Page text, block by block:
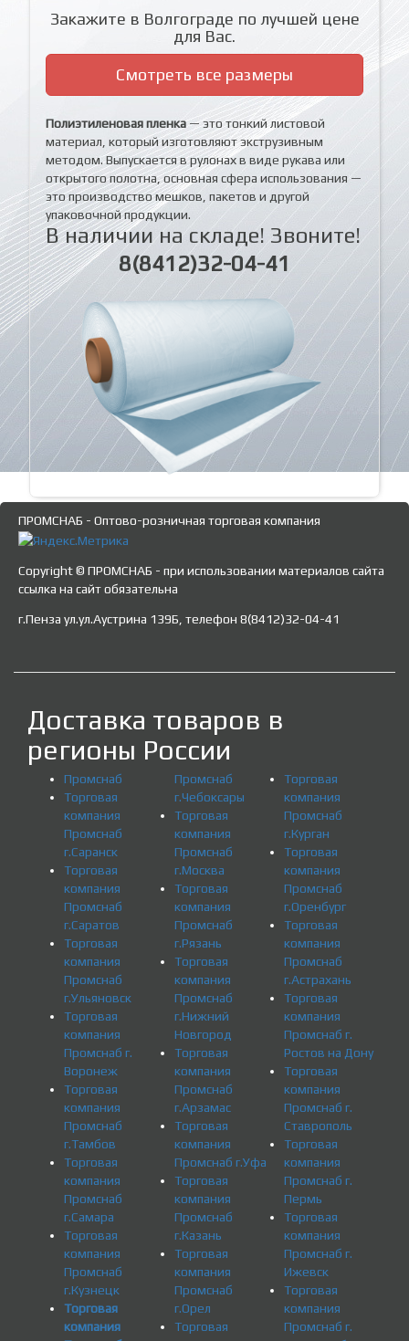
Закажите в Волгограде по лучшей цене
для Вас.
Смотреть все размеры
Полиэтиленовая пленка — это тонкий листовой
материал, который изготовляют экструзивным
методом. Выпускается в рулонах в виде рукава или
открытого полотна, основная сфера использования —
это производство мешков, пакетов и другой
упаковочной продукции.
В наличии на складе! Звоните!
8(8412)32-04-41
ПРОМСНАБ - Оптово-розничная торговая компания
Copyright © ПРОМСНАБ - при использовании материалов сайта
ссылка на сайт обязательна
г.Пенза ул.ул.Аустрина 139Б, телефон 8(8412)32-04-41
Доставка товаров в
регионы России
Промснаб
Торговая
компания
Промснаб
г.Саранск
Торговая
компания
Промснаб
г.Саратов
Торговая
компания
Промснаб
г.Ульяновск
Торговая
компания
Промснаб г.
Воронеж
Торговая
компания
Промснаб
г.Тамбов
Торговая
компания
Промснаб
г.Самара
Торговая
компания
Промснаб
г.Кузнецк
Торговая
компания
Промснаб
г.Чебоксары
Торговая
компания
Промснаб
г.Москва
Торговая
компания
Промснаб
г.Рязань
Торговая
компания
Промснаб
г.Нижний
Новгород
Торговая
компания
Промснаб
г.Арзамас
Торговая
компания
Промснаб г.Уфа
Торговая
компания
Промснаб
г.Казань
Торговая
компания
Промснаб
г.Орел
Торговая
Торговая
компания
Промснаб
г.Курган
Торговая
компания
Промснаб
г.Оренбург
Торговая
компания
Промснаб
г.Астрахань
Торговая
компания
Промснаб г.
Ростов на Дону
Торговая
компания
Промснаб г.
Ставрополь
Торговая
компания
Промснаб г.
Пермь
Торговая
компания
Промснаб г.
Ижевск
Торговая
компания
Промснаб г.